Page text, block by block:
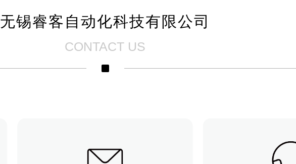
无锡睿客自动化科技有限公司
CONTACT US